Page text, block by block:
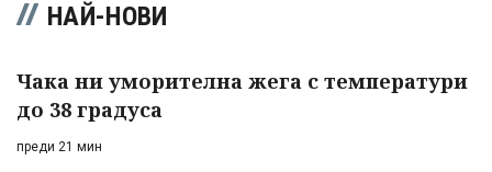
НАЙ-НОВИ
Чака ни уморителна жега с температури
до 38 градуса
преди 21 мин